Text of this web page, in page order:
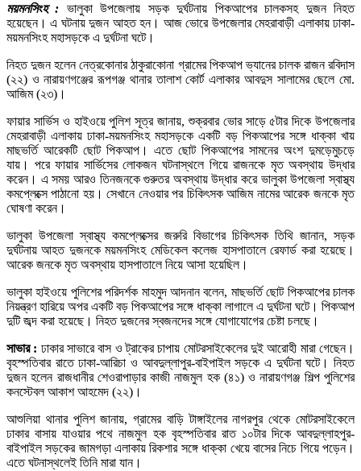
ময়মনসিংহ : ভালুকা উপজেলায় সড়ক দুর্ঘটনায় পিকআপের চালকসহ দুজন নিহত
হয়েছেন। এ ঘটনায় দুজন আহত হন। আজ ভোরে উপজেলার মেহরাবাড়ী এলাকায় ঢাকা-
ময়মনসিংহ মহাসড়কে এ দুর্ঘটনা ঘটে।
নিহত দুজন হলেন নেত্রকোনার ঠাকুরাকোনা গ্রামের পিকআপ ভ্যানের চালক রাজন রবিদাস
(২২) ও নারায়ণগঞ্জের রূপগঞ্জ থানার তালাশ কোর্ট এলাকার আবদুস সালামের ছেলে মো.
আজিম (২৩)।
ফায়ার সার্ভিস ও হাইওয়ে পুলিশ সূত্র জানায়, শুক্রবার ভোর সাড়ে ৫টার দিকে উপজেলার
মেহরাবাড়ী এলাকায় ঢাকা-ময়মনসিংহ মহাসড়কে একটি বড় পিকআপের সঙ্গে ধাক্কা খায়
মাছভর্তি আরেকটি ছোট পিকআপ। এতে ছোট পিকআপের সামনের অংশ দুমড়েমুচড়ে
যায়। পরে ফায়ার সার্ভিসের লোকজন ঘটনাস্থলে গিয়ে রাজনকে মৃত অবস্থায় উদ্ধার
করেন। এ সময় আরও তিনজনকে গুরুতর অবস্থায় উদ্ধার করে ভালুকা উপজেলা স্বাস্থ্য
কমপ্লেক্সে পাঠানো হয়। সেখানে নেওয়ার পর চিকিৎসক আজিম নামের আরেক জনকে মৃত
ঘোষণা করেন।
ভালুকা উপজেলা স্বাস্থ্য কমপ্লেক্সের জরুরি বিভাগের চিকিৎসক তিথি জানান, সড়ক
দুর্ঘটনায় আহত দুজনকে ময়মনসিংহ মেডিকেল কলেজ হাসপাতালে রেফার্ড করা হয়েছে।
আরেক জনকে মৃত অবস্থায় হাসপাতালে নিয়ে আসা হয়েছিল।
ভালুকা হাইওয়ে পুলিশের পরিদর্শক মাহমুদ আদনান বলেন, মাছভর্তি ছোট পিকআপের চালক
নিয়ন্ত্রণ হারিয়ে অপর একটি বড় পিকআপের সঙ্গে ধাক্কা লাগালে এ দুর্ঘটনা ঘটে। পিকআপ
দুটি জব্দ করা হয়েছে। নিহত দুজনের স্বজনদের সঙ্গে যোগাযোগের চেষ্টা চলছে।
সাভার : ঢাকার সাভারে বাস ও ট্রাকের চাপায় মোটরসাইকেলের দুই আরোহী মারা গেছেন।
বৃহস্পতিবার রাতে ঢাকা-আরিচা ও আবদুল্লাপুর-বাইপাইল সড়কে এ দুর্ঘটনা ঘটে। নিহত
দুজন হলেন রাজধানীর শেওরাপাড়ার কাজী নাজমুল হক (৪১) ও নারায়ণগঞ্জ শিল্প পুলিশের
কনস্টেবল আকাশ আহমেদ (২২)।
আশুলিয়া থানার পুলিশ জানায়, গ্রামের বাড়ি টাঙ্গাইলের নাগরপুর থেকে মোটরসাইকেলে
ঢাকার বাসায় যাওয়ার পথে নাজমুল হক বৃহস্পতিবার রাত ১০টার দিকে আবদুল্লাহপুর-
বাইপাইল সড়কের জামগড়া এলাকায় রিকশার সঙ্গে ধাক্কা খেয়ে বাসের নিচে গিয়ে পড়েন।
এতে ঘটনাস্থলেই তিনি মারা যান।